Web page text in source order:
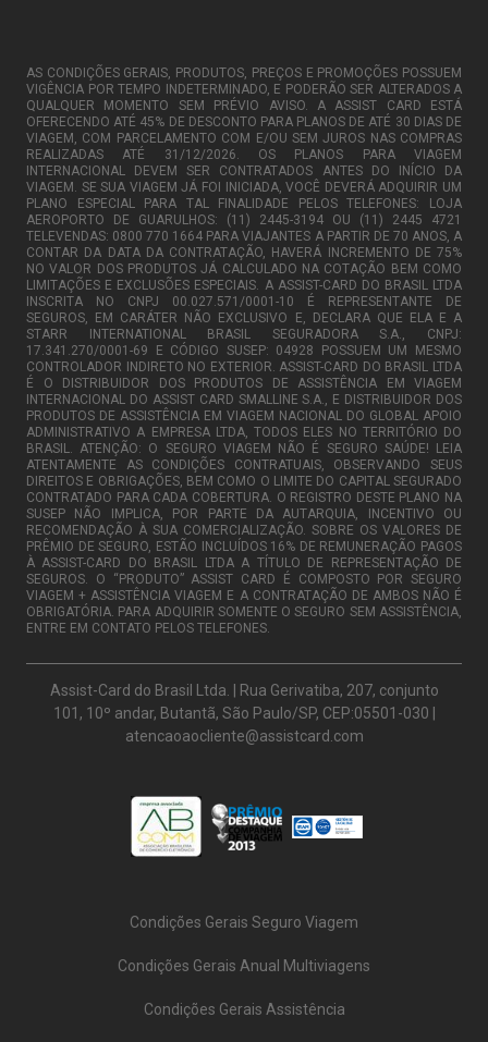
AS CONDIÇÕES GERAIS, PRODUTOS, PREÇOS E PROMOÇÕES POSSUEM
VIGÊNCIA POR TEMPO INDETERMINADO, E PODERÃO SER ALTERADOS A
QUALQUER MOMENTO SEM PRÉVIO AVISO. A ASSIST CARD ESTÁ
OFERECENDO ATÉ 45% DE DESCONTO PARA PLANOS DE ATÉ 30 DIAS DE
VIAGEM, COM PARCELAMENTO COM E/OU SEM JUROS NAS COMPRAS
REALIZADAS ATÉ 31/12/2026. OS PLANOS PARA VIAGEM
INTERNACIONAL DEVEM SER CONTRATADOS ANTES DO INÍCIO DA
VIAGEM. SE SUA VIAGEM JÁ FOI INICIADA, VOCÊ DEVERÁ ADQUIRIR UM
PLANO ESPECIAL PARA TAL FINALIDADE PELOS TELEFONES: LOJA
AEROPORTO DE GUARULHOS: (11) 2445-3194 OU (11) 2445 4721
TELEVENDAS: 0800 770 1664 PARA VIAJANTES A PARTIR DE 70 ANOS, A
CONTAR DA DATA DA CONTRATAÇÃO, HAVERÁ INCREMENTO DE 75%
NO VALOR DOS PRODUTOS JÁ CALCULADO NA COTAÇÃO BEM COMO
LIMITAÇÕES E EXCLUSÕES ESPECIAIS. A ASSIST-CARD DO BRASIL LTDA
INSCRITA NO CNPJ 00.027.571/0001-10 É REPRESENTANTE DE
SEGUROS, EM CARÁTER NÃO EXCLUSIVO E, DECLARA QUE ELA E A
STARR INTERNATIONAL BRASIL SEGURADORA S.A., CNPJ:
17.341.270/0001-69 E CÓDIGO SUSEP: 04928 POSSUEM UM MESMO
CONTROLADOR INDIRETO NO EXTERIOR. ASSIST-CARD DO BRASIL LTDA
É O DISTRIBUIDOR DOS PRODUTOS DE ASSISTÊNCIA EM VIAGEM
INTERNACIONAL DO ASSIST CARD SMALLINE S.A., E DISTRIBUIDOR DOS
PRODUTOS DE ASSISTÊNCIA EM VIAGEM NACIONAL DO GLOBAL APOIO
ADMINISTRATIVO A EMPRESA LTDA, TODOS ELES NO TERRITÓRIO DO
BRASIL. ATENÇÃO: O SEGURO VIAGEM NÃO É SEGURO SAÚDE! LEIA
ATENTAMENTE AS CONDIÇÕES CONTRATUAIS, OBSERVANDO SEUS
DIREITOS E OBRIGAÇÕES, BEM COMO O LIMITE DO CAPITAL SEGURADO
CONTRATADO PARA CADA COBERTURA. O REGISTRO DESTE PLANO NA
SUSEP NÃO IMPLICA, POR PARTE DA AUTARQUIA, INCENTIVO OU
RECOMENDAÇÃO À SUA COMERCIALIZAÇÃO. SOBRE OS VALORES DE
PRÊMIO DE SEGURO, ESTÃO INCLUÍDOS 16% DE REMUNERAÇÃO PAGOS
À ASSIST-CARD DO BRASIL LTDA A TÍTULO DE REPRESENTAÇÃO DE
SEGUROS. O “PRODUTO” ASSIST CARD É COMPOSTO POR SEGURO
VIAGEM + ASSISTÊNCIA VIAGEM E A CONTRATAÇÃO DE AMBOS NÃO É
OBRIGATÓRIA. PARA ADQUIRIR SOMENTE O SEGURO SEM ASSISTÊNCIA,
ENTRE EM CONTATO PELOS TELEFONES.
Assist-Card do Brasil Ltda. | Rua Gerivatiba, 207, conjunto
101, 10º andar, Butantã, São Paulo/SP, CEP:05501-030 |
atencaoaocliente@assistcard.com
Condições Gerais Seguro Viagem
Condições Gerais Anual Multiviagens
Condições Gerais Assistência